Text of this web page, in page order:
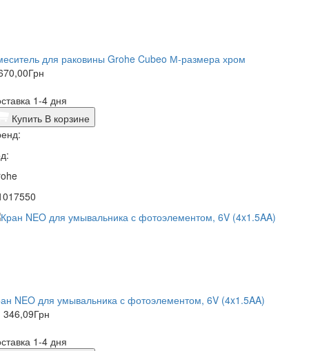
для раковины Grohe Cubeo М-размера хром
Грн
1-4 дня
Купить В корзине
NEO для умывальника с фотоэлементом, 6V (4x1.5AA)
346,09Грн
1-4 дня